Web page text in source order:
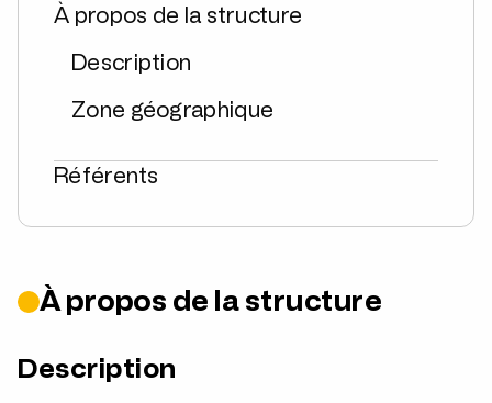
À propos de la structure
Description
Zone géographique
Référents
À propos de la structure
Description